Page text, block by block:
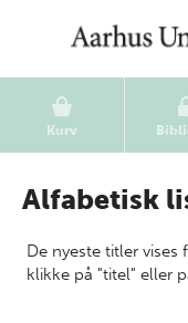
Kurv
Alfabetisk
De nyeste titler
klikke på "titel" eller